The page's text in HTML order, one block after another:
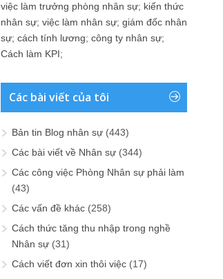
việc làm trưởng phòng nhân sự; kiến thức
nhân sự; việc làm nhân sự; giám đốc nhân
sự; cách tính lương; công ty nhân sự;
Cách làm KPI;
Các bài viết của tôi
Bản tin Blog nhân sự (443)
Các bài viết về Nhân sự (344)
Các công việc Phòng Nhân sự phải làm
(43)
Các vấn đề khác (258)
Cách thức tăng thu nhập trong nghề
Nhân sự (31)
Cách viết đơn xin thôi việc (17)